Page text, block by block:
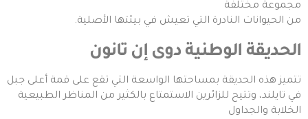
مجموعة مختلفة
من الحيوانات النادرة التي تعيش في بيئتها الأصلية.
الحديقة الوطنية دوى إن تانون
تتميز هذه الحديقة بمساحتها الواسعة التي تقع على قمة أعلى جبل
في تايلند، وتتيح للزائرين الاستمتاع بالكثير من المناظر الطبيعية
الخلابة والجداول